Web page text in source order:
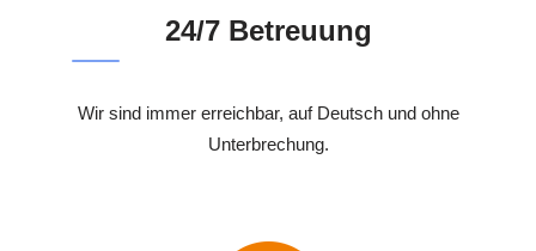
24/7 Betreuung
Wir sind immer erreichbar, auf Deutsch und ohne
Unterbrechung.